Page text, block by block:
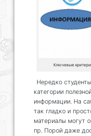
Ключевые
Нередко
категории
информации. На
так гладко и
материалы могут
пр. Порой даже